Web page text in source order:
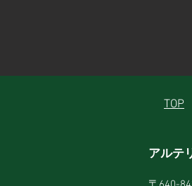
TOP
アルテ